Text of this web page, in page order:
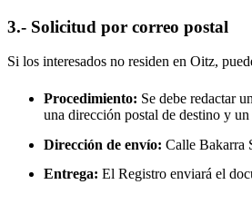
3.- Solicitud por correo postal
Si los interesados no residen en Oitz,
Procedimiento: Se debe redactar
una dirección postal de destino y
Dirección de envío: Calle Bakarra
Entrega: El Registro enviará el